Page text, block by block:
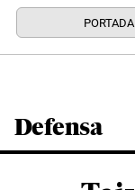
PORTADA
Defensa